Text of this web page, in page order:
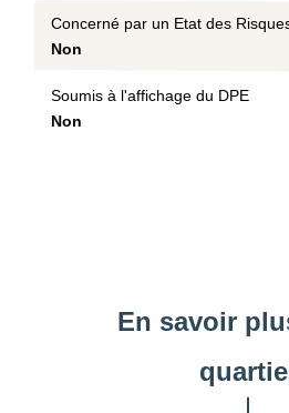
Concerné par un Etat des
Non
Soumis à l'affichage du DPE
Non
En savoir